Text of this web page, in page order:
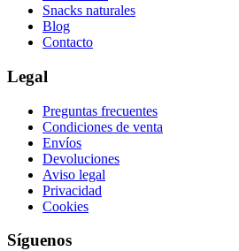
Snacks naturales
Blog
Contacto
Legal
Preguntas frecuentes
Condiciones de venta
Envíos
Devoluciones
Aviso legal
Privacidad
Cookies
Síguenos